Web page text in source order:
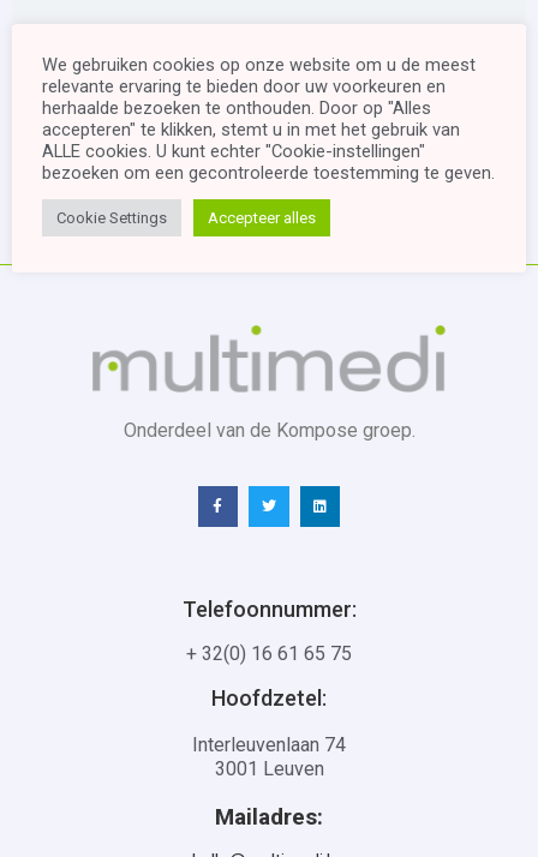
Begin
This groep is currently closed
Onderdeel van de Kompose groep.
Telefoonnummer:
+ 32(0) 16 61 65 75
Hoofdzetel:
Interleuvenlaan 74
3001 Leuven
Mailadres:
We gebruiken cookies op onze website om u de meest
relevante ervaring te bieden door uw voorkeuren en
herhaalde bezoeken te onthouden. Door op "Alles
accepteren" te klikken, stemt u in met het gebruik van
ALLE cookies. U kunt echter "Cookie-instellingen"
bezoeken om een ​​gecontroleerde toestemming te geven.
Cookie Settings Accepteer alles